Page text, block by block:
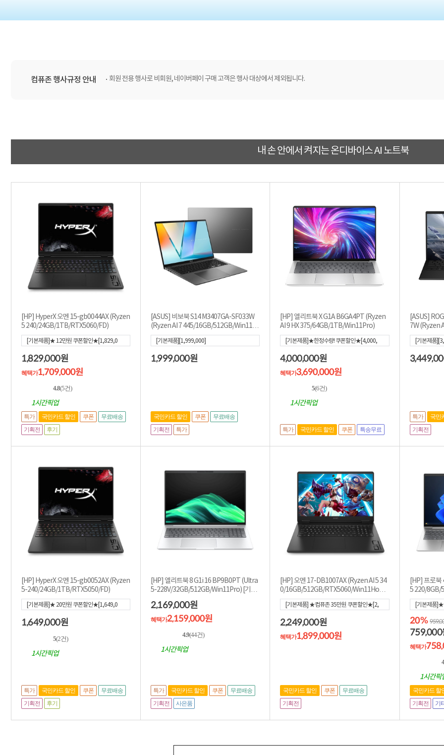
컴퓨존 행사규정 안내 회원 전용 행사로 비회원, 네이버페이 구매 고객은 행사 대상에서 제외됩니다.
내 손 안에서 켜지는 온디바이스 AI 노트북
[HP] HyperX 오멘 15-gb0044AX (Ryzen
5 240/24GB/1TB/RTX5060/FD)
[기본제품]★ 12만원 쿠폰할인★[1,829,0
1,709,000
1,829,000원
혜택가1,709,000원
4.8(5건)
1시간픽업
국민카드 할인 쿠폰 무료배송
특가
기획전
후기
[ASUS] 비보북 S14 M3407GA-SF033W
(Ryzen AI 7 445/16GB/512GB/Win11H
ome)
[기본제품][1,999,000]
1,999,000원
국민카드 할인 쿠폰
무료배송
기획전
특가
[HP] 엘리트북 X G1A B6GA4PT (Ryzen
AI 9 HX 375/64GB/1TB/Win11Pro)
[기본제품]★한정수량! 쿠폰할인★[4,000,
3,690,000
4,000,000원
혜택가3,690,000원
5(6건)
1시간픽업
국민카드 할인 쿠폰 특송무료
특가
[ASUS]
7W (Ryzen
n11 Home)
[기본제품
국민
특가
기획전
[HP] HyperX 오멘 15-gb0052AX (Ryzen
5-240/24GB/1TB/RTX5050/FD)
[기본제품]★ 20만원 쿠폰할인★[1,649,0
1,649,000원
5(2건)
1시간픽업
국민카드 할인 쿠폰 무료배송
특가
기획전
후기
[HP] 엘리트북 8 G1i 16 BP9B0PT (Ultra
5-228V/32GB/512GB/Win11Pro) [기본
2,169,000원
혜택가2,159,000원
4.9(44건)
1시간픽업
국민카드 할인 쿠폰 무료배송
특가
기획전
사은품
[HP] 오멘 17-DB1007AX (Ryzen AI 5 34
0/16GB/512GB/RTX5060/Win11Hom
e)
[기본제품] ★컴퓨존 35만원 쿠폰할인★[2,
1,899,000
2,249,000원
혜택가1,899,000원
국민카드 할인 쿠폰
무료배송
기획전
[HP] 프로
5 220/8GB/
[기본제품]★
★ADP 1년
택가
20%
759,000
혜택가
1시간픽
국민카드 할
기획전
기